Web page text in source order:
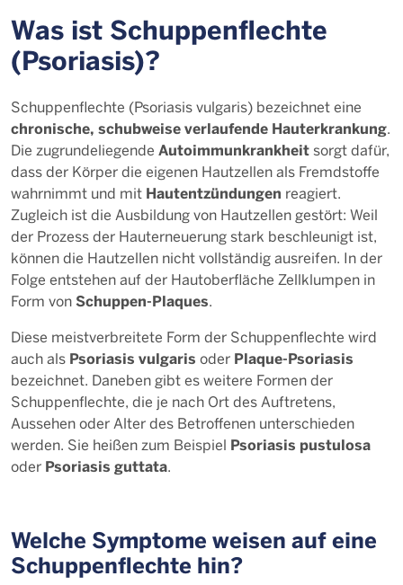
Was ist Schuppenflechte
(Psoriasis)?
Schuppenflechte (Psoriasis vulgaris) bezeichnet eine
chronische, schubweise verlaufende Hauterkrankung.
Die zugrundeliegende Autoimmunkrankheitsorgt dafür,
dass der Körper die eigenen Hautzellen als Fremdstoffe
wahrnimmt und mit Hautentzündungen reagiert.
Zugleich ist die Ausbildung von Hautzellen gestört: Weil
der Prozess der Hauterneuerung stark beschleunigt ist,
können die Hautzellen nicht vollständig ausreifen. In der
Folge entstehen auf der Hautoberfläche Zellklumpen in
Form vonSchuppen-Plaques.
Diese meistverbreitete Form der Schuppenflechte wird
auch als Psoriasis vulgaris oder Plaque-Psoriasis
bezeichnet. Daneben gibt es weitere Formen der
Schuppenflechte, die je nach Ort des Auftretens,
Aussehen oder Alter des Betroffenen unterschieden
werden. Sie heißen zum Beispiel Psoriasis pustulosa
oder Psoriasis guttata.
Welche Symptome weisen auf eine
Schuppenflechte hin?